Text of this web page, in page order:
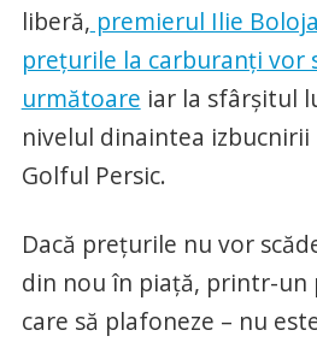
liberă, premierul Ilie
prețurile la carburanți vor
următoare iar la sfârșitul
nivelul dinaintea
Golful Persic.
Dacă prețurile nu vor
din nou în piață, printr-un
care să plafoneze – nu